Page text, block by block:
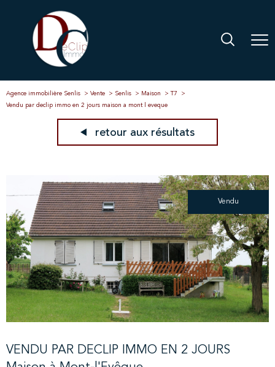
Agence immobilière Senlis Vente Senlis Maison
T7
Vendu par declip immo en 2 jours maison a mont l eveque
retour aux résultats
Vendu
VENDU PAR DECLIP IMMO EN 2 JOURS